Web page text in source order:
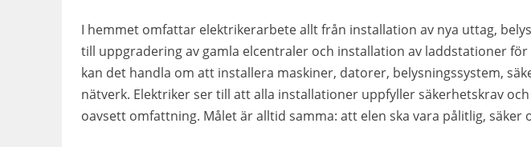
I hemmet omfattar elektrikerarbete allt från installation av nya uttag,
till uppgradering av gamla elcentraler och installation av laddstationer för
kan det handla om att installera maskiner, datorer, belysningssystem,
nätverk. Elektriker ser till att alla installationer uppfyller säkerhetskrav
oavsett omfattning. Målet är alltid samma: att elen ska vara pålitlig, säker